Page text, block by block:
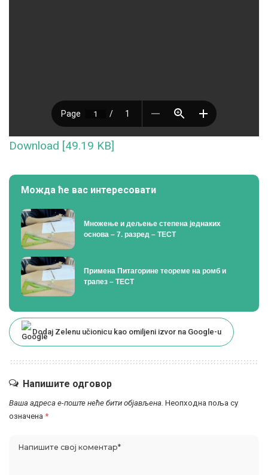
Download [49.19 KB]
Можда ће вас интересовати
Множење и дељење степена једнаких
основа – 7. разред – ТЕСТ
Примена Питагорине теореме на ромб и
трапез – ТЕСТ
Dodaj Zelenu učionicu kao omiljeni izvor na Google-u
Напишите одговор
Ваша адреса е-поште неће бити објављена. Неопходна поља су
означена *